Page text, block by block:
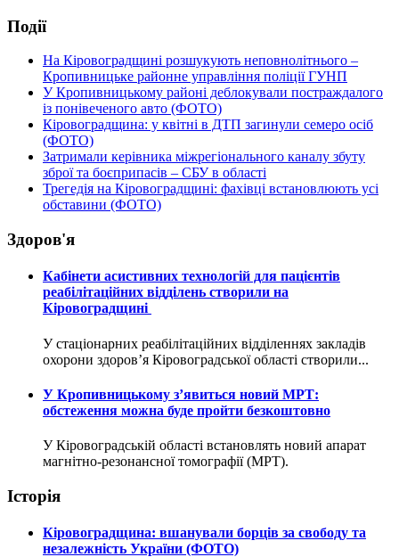
Події
На Кіровоградщині розшукують неповнолітнього –
Кропивницьке районне управління поліції ГУНП
У Кропивницькому районі деблокували постраждалого
із понівеченого авто (ФОТО)
Кіровоградщина: у квітні в ДТП загинули семеро осіб
(ФОТО)
Затримали керівника міжрегіонального каналу збуту
зброї та боєприпасів – СБУ в області
Трегедія на Кіровоградщині: фахівці встановлюють усі
обставини (ФОТО)
Здоров'я
Кабінети асистивних технологій для пацієнтів
реабілітаційних відділень створили на
Кіровоградщині
У стаціонарних реабілітаційних відділеннях закладів
охорони здоров’я Кіровоградської області створили...
У Кропивницькому з’явиться новий МРТ:
обстеження можна буде пройти безкоштовно
У Кіровоградській області встановлять новий апарат
магнітно-резонансної томографії (МРТ).
Історія
Кіровоградщина: вшанували борців за свободу та
незалежність України (ФОТО)